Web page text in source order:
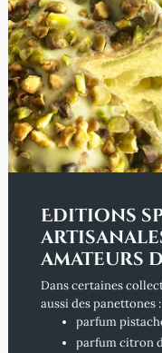
Editions
amateurs
Dans certaines
aussi des panettones :
parfum
parfum citron